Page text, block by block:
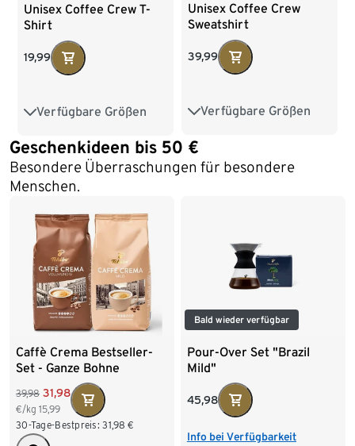
Unisex Coffee Crew T-
Shirt
19,99
Verfügbare Größen
S M L XL
Unisex Coffee Crew
Sweatshirt
39,99
Verfügbare Größen
S M L XL
Geschenkideen bis 50 €
Besondere Überraschungen für besondere
Menschen.
Caffè Crema Bestseller-
Set - Ganze Bohne
39,98 31,98
€/kg 15,99
30-Tage-Bestpreis: 31,98 €
Bald wieder verfügbar
Pour-Over Set "Brazil
Mild"
45,98
Info bei Verfügbarkeit